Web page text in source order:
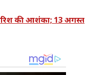
की आशंका; 13 अगस्त